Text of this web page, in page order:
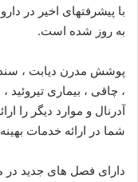
با پیشرفتهای اخیر در
به روز شده است.
پوشش مدرن دیابت ،
، چاقی ، بیماری تیروئید
آدرنال و موارد دیگر را
شما در ارائه خدمات
دارای فصل های جدید در